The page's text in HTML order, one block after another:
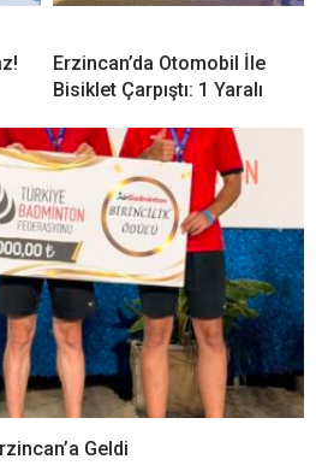
Erzincan’da Otomobil İle
Bisiklet Çarpıştı: 1 Yaralı
Geldi